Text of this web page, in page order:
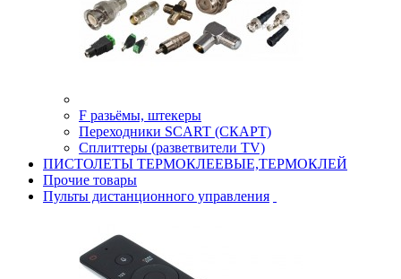
F разьёмы, штекеры
Переходники SCART (СКАРТ)
Сплиттеры (разветвители TV)
ПИСТОЛЕТЫ ТЕРМОКЛЕЕВЫЕ,ТЕРМОКЛЕЙ
Прочие товары
Пульты дистанционного управления